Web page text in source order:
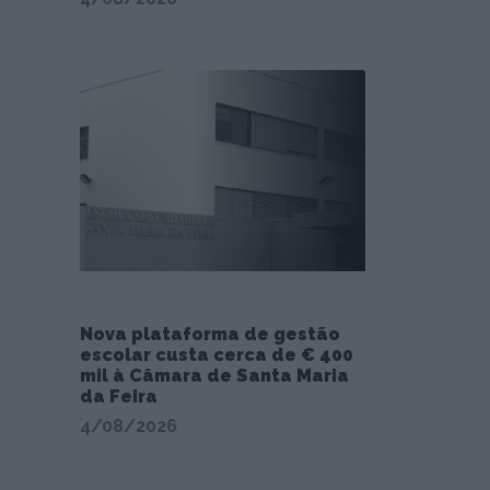
Nova plataforma de gestão
escolar custa cerca de € 400
mil à Câmara de Santa Maria
da Feira
4/08/2026